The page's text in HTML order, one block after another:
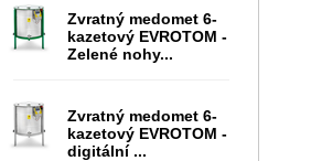
Zvratný medomet 6-
kazetový EVROTOM -
Zelené nohy...
Zvratný medomet 6-
kazetový EVROTOM -
digitální ...